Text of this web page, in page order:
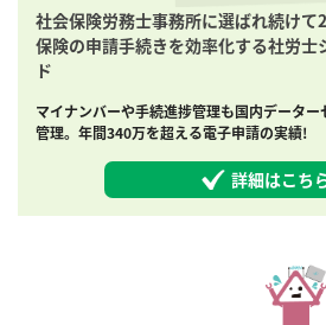
社会保険労務士事務所に選ばれ続けて
保険の申請手続きを効率化する社労士
ド
マイナンバーや手続進捗管理も国内データー
管理。年間340万を超える電子申請の実績!
詳細はこち